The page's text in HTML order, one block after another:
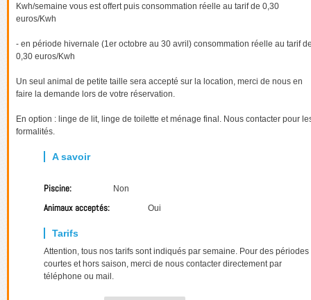
Kwh/semaine vous est offert puis consommation réelle au tarif de 0,30
euros/Kwh
- en période hivernale (1er octobre au 30 avril) consommation réelle au tarif
0,30 euros/Kwh
Un seul animal de petite taille sera accepté sur la location, merci de nous en
faire la demande lors de votre réservation.
En option : linge de lit, linge de toilette et ménage final. Nous contacter pour
formalités.
Piscine: Non
Animaux acceptés: Oui
Attention, tous nos tarifs sont indiqués par semaine. Pour des périodes
courtes et hors saison, merci de nous contacter directement par
téléphone ou mail.